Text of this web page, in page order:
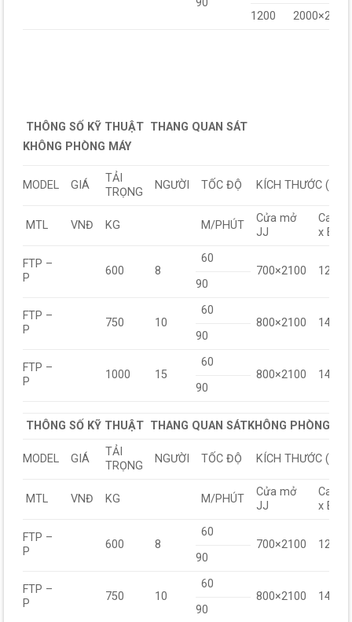
90
1200
2000×2000
THÔNG SỐ KỸ THUẬT THANG QUAN SÁT
KHÔNG PHÒNG MÁY
MODEL GIÁ
TẢI
TRỌNG
NGƯỜI TỐC ĐỘ KÍCH THƯỚC
MTL VNĐ KG M/PHÚT
Cửa mở
JJ
x BB
FTP –
P
600 8
60
700×2100
90
FTP –
P
750 10
60
800×2100
90
FTP –
P
1000 15
60
800×2100
90
THÔNG SỐ KỸ THUẬT THANG QUAN SÁTKHÔNG PHÒNG
MODEL GIÁ
TẢI
TRỌNG
NGƯỜI TỐC ĐỘ KÍCH THƯỚC
MTL VNĐ KG M/PHÚT
Cửa mở
JJ
x BB
FTP –
P
600 8
60
700×2100
90
FTP –
P
750 10
60
800×2100
90